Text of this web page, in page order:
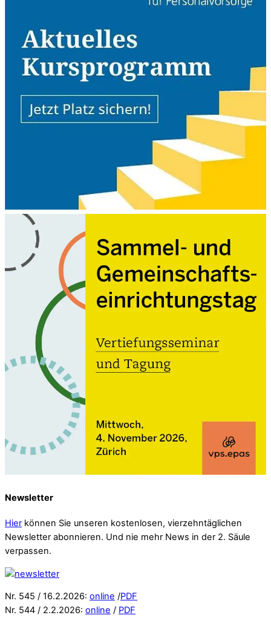
Newsletter
Hier können Sie unseren kostenlosen, vierzehntäglichen
Newsletter abonnieren. Und nie mehr News in der 2. Säule
verpassen.
Nr. 545 / 16.2.2026: online /PDF
Nr. 544 / 2.2.2026: online / PDF